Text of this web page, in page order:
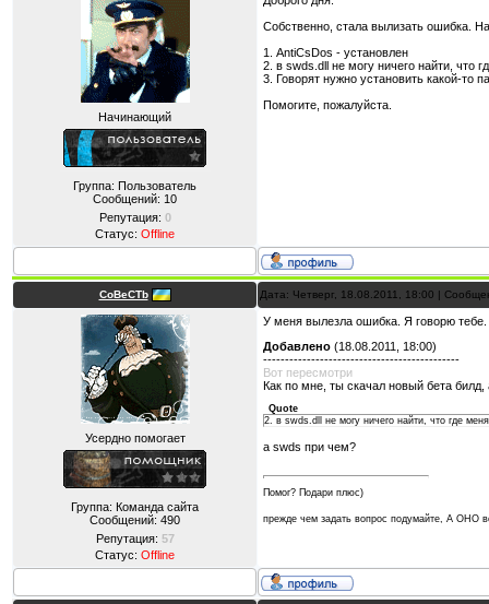
Начинающий
Группа: Пользователь
Сообщений: 10
Репутация: 0
Статус: Offline
Собственно, стала вылизать ошибка.
1. AntiCsDos - установлен
2. в swds.dll не могу ничего найти, что
3. Говорят нужно установить какой-то
Помогите, пожалуйста.
CoBeCTb Дата: Четверг, 18.08.2011, 18:00 |
Усердно помогает
Группа: Команда сайта
Сообщений: 490
Репутация: 57
Статус: Offline
У меня вылезла ошибка. Я говорю
Добавлено (18.08.2011, 18:00)
---------------------------------------------
Вот пересмотри
Как по мне, ты скачал новый бета билд,
Quote
2. в swds.dll не могу ничего найти, что где
а swds при чем?
Помог? Подари плюс)
прежде чем задать вопрос подумайте, А